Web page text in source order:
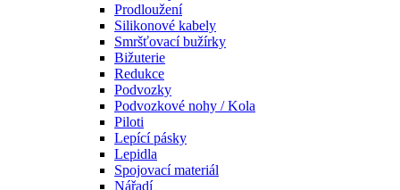
Prodloužení
Silikonové kabely
Smršťovací bužírky
Bižuterie
Redukce
Podvozky
Podvozkové nohy / Kola
Piloti
Lepící pásky
Lepidla
Spojovací materiál
Nářadí